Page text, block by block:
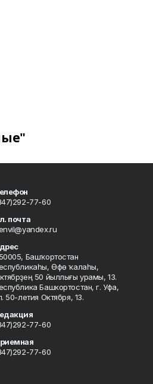
77-60
почта
Башҡортостан
Өфө ҡалаһы,
50 йыллығы урамы, 13.
Башкортостан, г. Уфа,
50-летия Октября, 13.
77-60
77-60